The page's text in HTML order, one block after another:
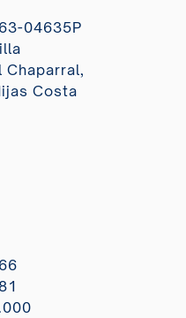
04635P
Chaparral,
Costa